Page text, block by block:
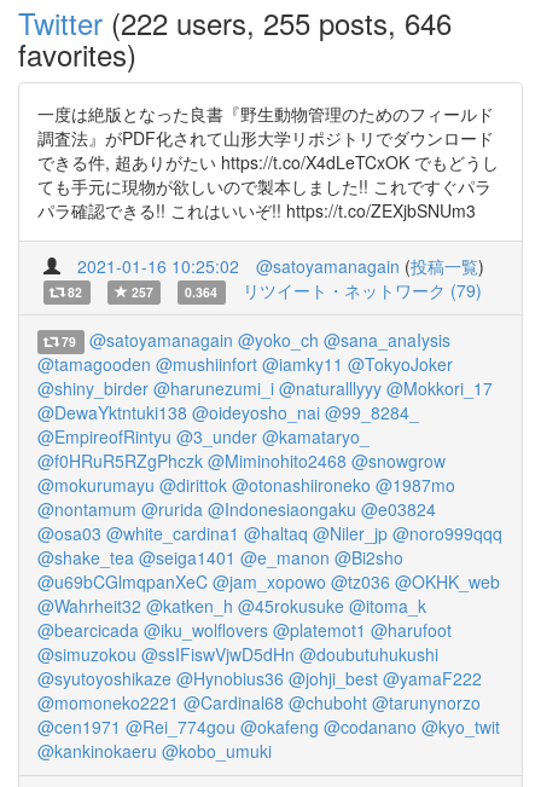
Twitter (222 users, 255 posts, 646
favorites)
一度は絶版となった良書『野生動物管理のためのフィールド
調査法』がPDF化されて山形大学リポジトリでダウンロード
できる件, 超ありがたい https://t.co/X4dLeTCxOK でもどうし
ても手元に現物が欲しいので製本しました!! これですぐパラ
パラ確認できる!! これはいいぞ!! https://t.co/ZEXjbSNUm3
2021-01-16 10:25:02 @satoyamanagain (投稿一覧)
82 257 0.364 リツイート・ネットワーク (79)
79 @satoyamanagain @yoko_ch @sana_anaIysis
@tamagooden @mushiinfort @iamky11 @TokyoJoker
@shiny_birder @harunezumi_i @naturalllyyy @Mokkori_17
@DewaYktntuki138 @oideyosho_nai @99_8284_
@EmpireofRintyu @3_under @kamataryo_
@f0HRuR5RZgPhczk @Miminohito2468 @snowgrow
@mokurumayu @dirittok @otonashiironeko @1987mo
@nontamum @rurida @Indonesiaongaku @e03824
@osa03 @white_cardina1 @haltaq @Niler_jp @noro999qqq
@shake_tea @seiga1401 @e_manon @Bi2sho
@u69bCGlmqpanXeC @jam_xopowo @tz036 @OKHK_web
@Wahrheit32 @katken_h @45rokusuke @itoma_k
@bearcicada @iku_wolflovers @platemot1 @harufoot
@simuzokou @ssIFiswVjwD5dHn @doubutuhukushi
@syutoyoshikaze @Hynobius36 @johji_best @yamaF222
@momoneko2221 @Cardinal68 @chuboht @tarunynorzo
@cen1971 @Rei_774gou @okafeng @codanano @kyo_twit
@kankinokaeru @kobo_umuki